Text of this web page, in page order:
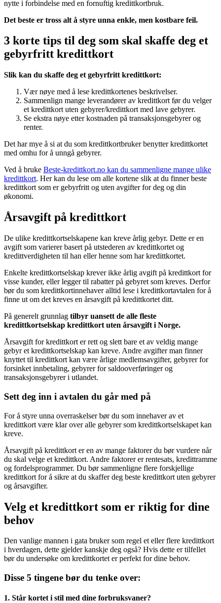
nytte i forbindelse med en fornuftig kredittkortbruk.
Det beste er tross alt å styre unna enkle, men kostbare feil.
3 korte tips til deg som skal skaffe deg et
gebyrfritt kredittkort
Slik kan du skaffe deg et gebyrfritt kredittkort:
Vær nøye med å lese kredittkortenes beskrivelser.
Sammenlign mange leverandører av kredittkort før du velger
et kredittkort uten gebyrer/kredittkort med lave gebyrer.
Se ekstra nøye etter kostnaden på transaksjonsgebyrer og
renter.
Det har mye å si at du som kredittkortbruker benytter kredittkortet
med omhu for å unngå gebyrer.
Ved å bruke Beste-kredittkort.no kan du sammenligne mange ulike
kredittkort. Her kan du lese om alle kortene slik at du finner beste
kredittkort som er gebyrfritt og uten avgifter for deg og din
økonomi.
Årsavgift på kredittkort
De ulike kredittkortselskapene kan kreve årlig gebyr. Dette er en
avgift som varierer basert på utstederen av kredittkortet og
kredittverdigheten til han eller henne som har kredittkortet.
Enkelte kredittkortselskap krever ikke årlig avgift på kredittkort for
visse kunder, eller legger til rabatter på gebyret som kreves. Derfor
bør du som kredittkortinnehaver alltid lese i kredittkortavtalen for å
finne ut om det kreves en årsavgift på kredittkortet ditt.
På generelt grunnlag tilbyr uansett de alle fleste
kredittkortselskap kredittkort uten årsavgift i Norge.
Årsavgift for kredittkort er rett og slett bare et av veldig mange
gebyr et kredittkortselskap kan kreve. Andre avgifter man finner
knyttet til kredittkort kan være årlige medlemsavgifter, gebyrer for
forsinket innbetaling, gebyrer for saldooverføringer og
transaksjonsgebyrer i utlandet.
Sett deg inn i avtalen du går med på
For å styre unna overraskelser bør du som innehaver av et
kredittkort være klar over alle gebyrer som kredittkortselskapet kan
kreve.
Årsavgift på kredittkort er en av mange faktorer du bør vurdere når
du skal velge et kredittkort. Andre faktorer er rentesats, kredittramme
og fordelsprogrammer. Du bør sammenligne flere forskjellige
kredittkort for å sikre at du skaffer deg beste kredittkort uten gebyrer
og årsavgifter.
Velg et kredittkort som er riktig for dine
behov
Den vanlige mannen i gata bruker som regel et eller flere kredittkort
i hverdagen, dette gjelder kanskje deg også? Hvis dette er tilfellet
bør du undersøke om kredittkortet er perfekt for dine behov.
Disse 5 tingene bør du tenke over:
1. Står kortet i stil med dine forbruksvaner?